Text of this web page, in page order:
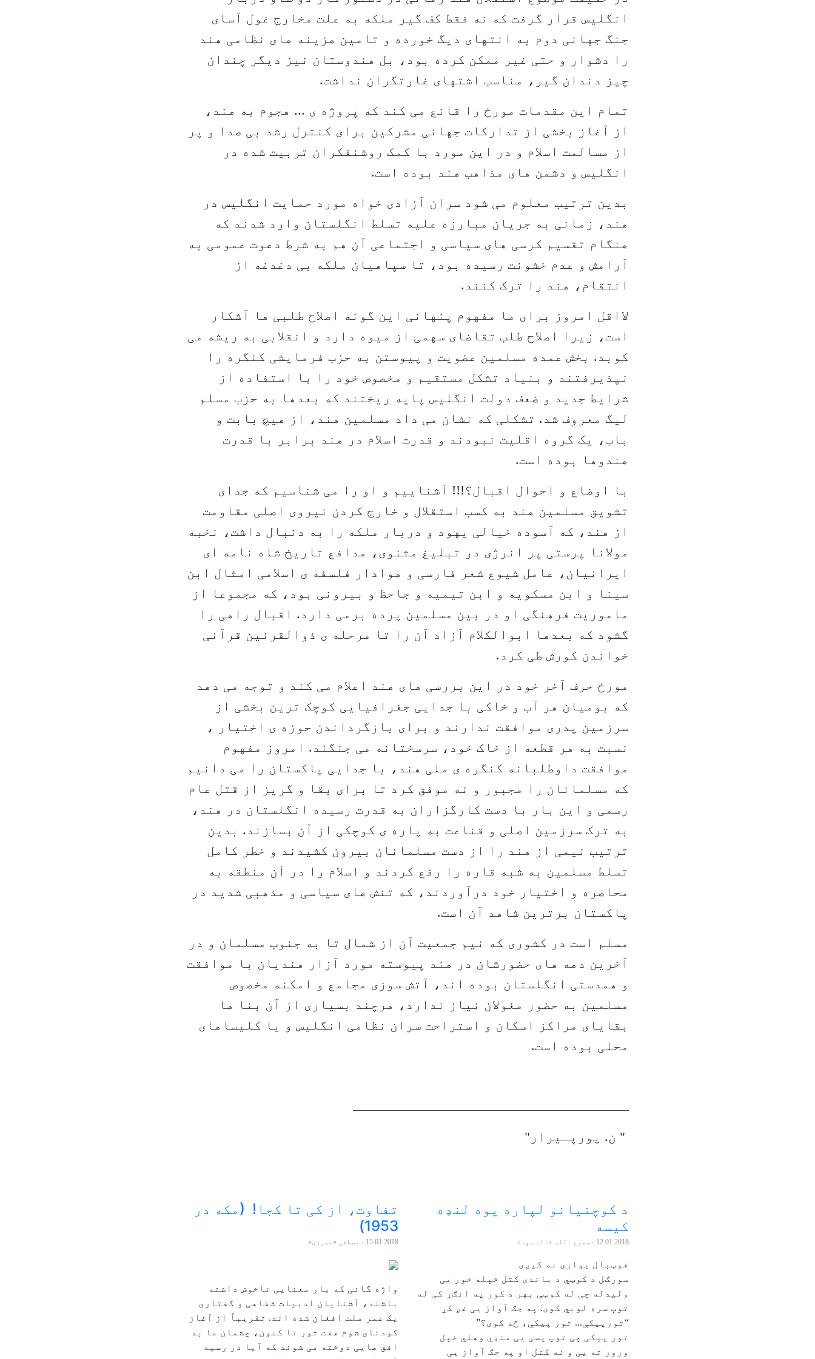
انگلیس قرار گرفت که نه فقط کف گیر ملکه به علت مخارج غول آسای
جنگ جهانی دوم به انتهای دیگ خورده و تامین هزینه های نظامی هند
را دشوار و حتی غیر ممکن کرده بود، بل هندوستان نیز دیگر چندان
چیز دندان گیر، مناسب اشتهای غارتگران نداشت.
تمام این مقدمات مورخ را قانع می کند که پروژه ی ... هجوم به هند،
از آغاز بخشی از تدارکات جهانی مشرکین برای کنترل رشد بی صدا و پر
از مسالمت اسلام و در این مورد با کمک روشنفکران تربیت شده در
انگلیس و دشمن های مذاهب هند بوده است.
بدین ترتیب معلوم می شود سران آزادی خواه مورد حمایت انگلیس در
هند، زمانی به جریان مبارزه علیه تسلط انگلستان وارد شدند که
هنگام تقسیم کرسی های سیاسی و اجتماعی آن هم به شرط دعوت عمومی به
آرامش و عدم خشونت رسیده بود، تا سپاهیان ملکه بی دغدغه از
انتقام، هند را ترک کنند.
لااقل امروز برای ما مفهوم پنهانی این گونه اصلاح طلبی ها آشکار
است، زیرا اصلاح طلب تقاضای سهمی از میوه دارد و انقلابی به ریشه می
کوبد. بخش عمده مسلمین عضویت و پیوستن به حزب فرمایشی کنگره را
نپذیرفتند و بنیاد تشکل مستقیم و مخصوص خود را با استفاده از
شرایط جدید و ضعف دولت انگلیس پایه ریختند که بعدها به حزب مسلم
لیگ معروف شد. تشکلی که نشان می داد مسلمین هند، از هیچ بابت و
باب، یک گروه اقلیت نبودند و قدرت اسلام در هند برابر با قدرت
هندوها بوده است.
با اوضاع و احوال اقبال؟!!! آشناییم و او را می شناسیم که جدای
تشویق مسلمین هند به کسب استقلال و خارج کردن نیروی اصلی مقاومت
از هند، که آسوده خیالی یهود و دربار ملکه را به دنبال داشت، نخبه
مولانا پرستی پر انرژی در تبلیغ مثنوی، مدافع تاریخ شاه نامه ای
ایرانیان، عامل شیوع شعر فارسی و هوادار فلسفه ی اسلامی امثال ابن
سینا و ابن مسکویه و ابن تیمیه و جاحظ و بیرونی بود، که مجموعا از
ماموریت فرهنگی او در بین مسلمین پرده برمی دارد. اقبال راهی را
گشود که بعدها ابوالکلام آزاد آن را تا مرحله ی ذوالقرنین قرآنی
خواندن کورش طی کرد.
مورخ حرف آخر خود در این بررسی های هند اعلام می کند و توجه می دهد
که بومیان هر آب و خاکی با جدایی جغرافیایی کوچک ترین بخشی از
سرزمین پدری موافقت ندارند و برای بازگرداندن حوزه ی اختیار ،
نسبت به هر قطعه از خاک خود، سرسختانه می جنگند. امروز مفهوم
موافقت داوطلبانه کنگره ی ملی هند، با جدایی پاکستان را می دانیم
که مسلمانان را مجبور و نه موفق کرد تا برای بقا و گریز از قتل عام
رسمی و این بار با دست کارگزاران به قدرت رسیده انگلستان در هند،
به ترک سرزمین اصلی و قناعت به پاره ی کوچکی از آن بسازند. بدین
ترتیب نیمی از هند را از دست مسلمانان بیرون کشیدند و خطر کامل
تسلط مسلمین به شبه قاره را رفع کردند و اسلام را در آن منطقه به
محاصره و اختیار خود درآوردند، که تنش های سیاسی و مذهبی شدید در
پاکستان برترین شاهد آن است.
مسلم است در کشوری که نیم جمعیت آن از شمال تا به جنوب مسلمان و در
آخرین دهه های حضورشان در هند پیوسته مورد آزار هندیان با موافقت
و همدستی انگلستان بوده اند، آتش سوزی مجامع و امکنه مخصوص
مسلمین به حضور مغولان نیاز ندارد، هرچند بسیاری از آن بنا ها
بقایای مراکز اسکان و استراحت سران نظامی انگلیس و یا کلیساهای
محلی بوده است.
ـــــــــــــــــــــــــــــــــــ
" ن. پورپـیرار"
د کوچنیانو لپاره یوه لنډه
کیسه
12.01.2018 - سمیع الله خالد سهاک
فوټبال یوازی نه کیږی
سورګل د کوټي د باندی کتل خپله خور یی
ولیدله چی له کوټې بهر د کور په انګړ کی له
توپ سره لوبي کوی. په جګ آواز یی غږ کړ
“تورپیکې... تور پیکې، څه کوی؟”
تور پیکی چی توپ پسی یی منډي وهلي خپل
ورور ته یی و نه کتل او په جګ آواز یی
تفاوت، از کی تا کجا! (مکه در
1953)
15.01.2018 - مصطفی «عمرزی»
واژه گانی که بار معنایی ناخوش داشته
باشند، آشنایان ادبیات شفاهی و گفتاری
یک عمر ملت افغان شده اند. تقریباً از آغاز
کودتای شوم هفت ثور تا کنون، چشمان ما به
افق هایی دوخته می شوند که آیا در رسید